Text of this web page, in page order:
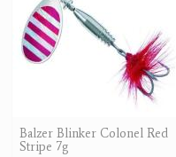
Balzer Blinker Colonel Red
Stripe 7g